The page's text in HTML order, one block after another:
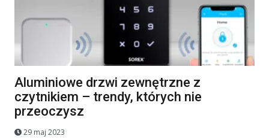
Aluminiowe drzwi zewnętrzne z
czytnikiem – trendy, których nie
przeoczysz
29 maj 2023